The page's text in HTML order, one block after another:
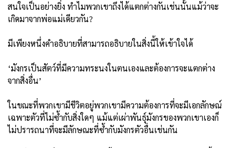
สนใจเป็นอย่างยิ่ง ทำไมพวกเขาถึงได้แตกต่างกันเช่นนั้นแม้ว่าจะ
เกิดมาจากพ่อแม่เดียวกัน?
มีเพียงหนึ่งคำอธิบายที่สามารถอธิบายในสิ่งนี้ให้เข้าใจได้
‘มังกรเป็นสัตว์ที่มีความทระนงในตนเองและต้องการจะแตกต่าง
จากสิ่งอื่น’
ในขณะที่พวกเขามีชีวิตอยู่พวกเขามีความต้องการที่จะมีเอกลักษณ์
เฉพาะตัวที่ไม่ซ้ำกับสิ่งใดๆ แม้แต่เผ่าพันธุ์มังกรของพวกเขาเองก็
ไม่ปรารถนาที่จะมีลักษณะที่ซ้ำกับมังกรตัวอื่นเช่นกัน